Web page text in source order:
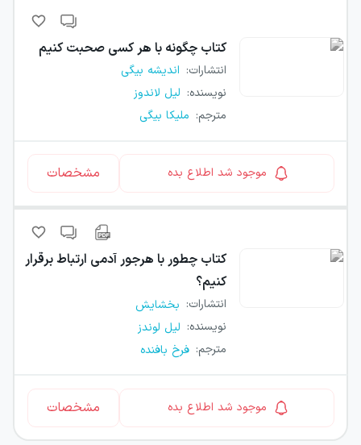
کتاب چگونه با هر کسی صحبت کنیم
انتشارات: اندیشه بیگی
نویسنده: لیل لاندوز
مترجم: ملیکا بیگی
موجود شد اطلاع بده مشخصات
کتاب چطور با هرجور آدمی ارتباط برقرار
کنیم؟
انتشارات: بخشایش
نویسنده: لیل لوندز
مترجم: فرخ بافنده
موجود شد اطلاع بده مشخصات